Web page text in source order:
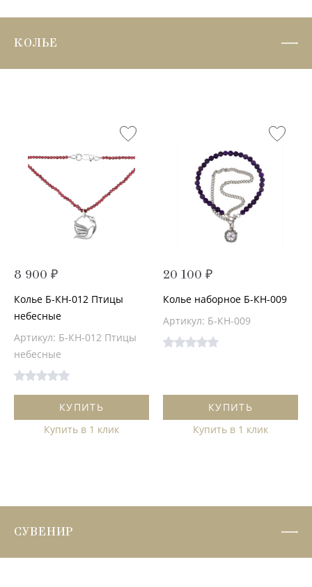
КОЛЬЕ
8 900 ₽
Колье Б-КН-012 Птицы
небесные
Артикул: Б-КН-012 Птицы
небесные
КУПИТЬ
Купить в 1 клик
20 100 ₽
Колье наборное Б-КН-009
Артикул: Б-КН-009
КУПИТЬ
Купить в 1 клик
СУВЕНИР